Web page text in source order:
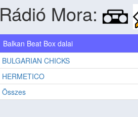
Rádió Mora:
Balkan Beat Box dalai
BULGARIAN CHICKS
HERMETICO
Összes